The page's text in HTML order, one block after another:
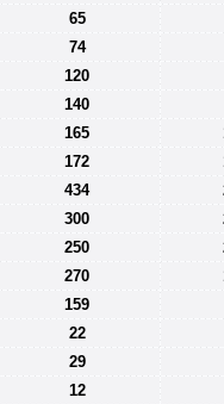
65
74
120
140
165
172
434
300
250
270
159
22
29
12